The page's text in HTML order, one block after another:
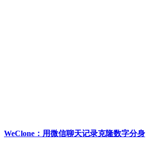
WeClone：用微信聊天记录克隆数字分身